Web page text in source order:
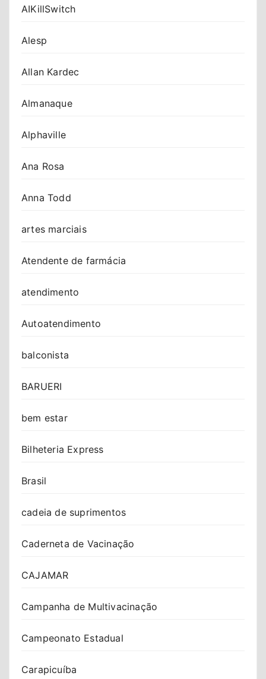
AIKillSwitch
Alesp
Allan Kardec
Almanaque
Alphaville
Ana Rosa
Anna Todd
artes marciais
Atendente de farmácia
atendimento
Autoatendimento
balconista
BARUERI
bem estar
Bilheteria Express
Brasil
cadeia de suprimentos
Caderneta de Vacinação
CAJAMAR
Campanha de Multivacinação
Campeonato Estadual
Carapicuíba